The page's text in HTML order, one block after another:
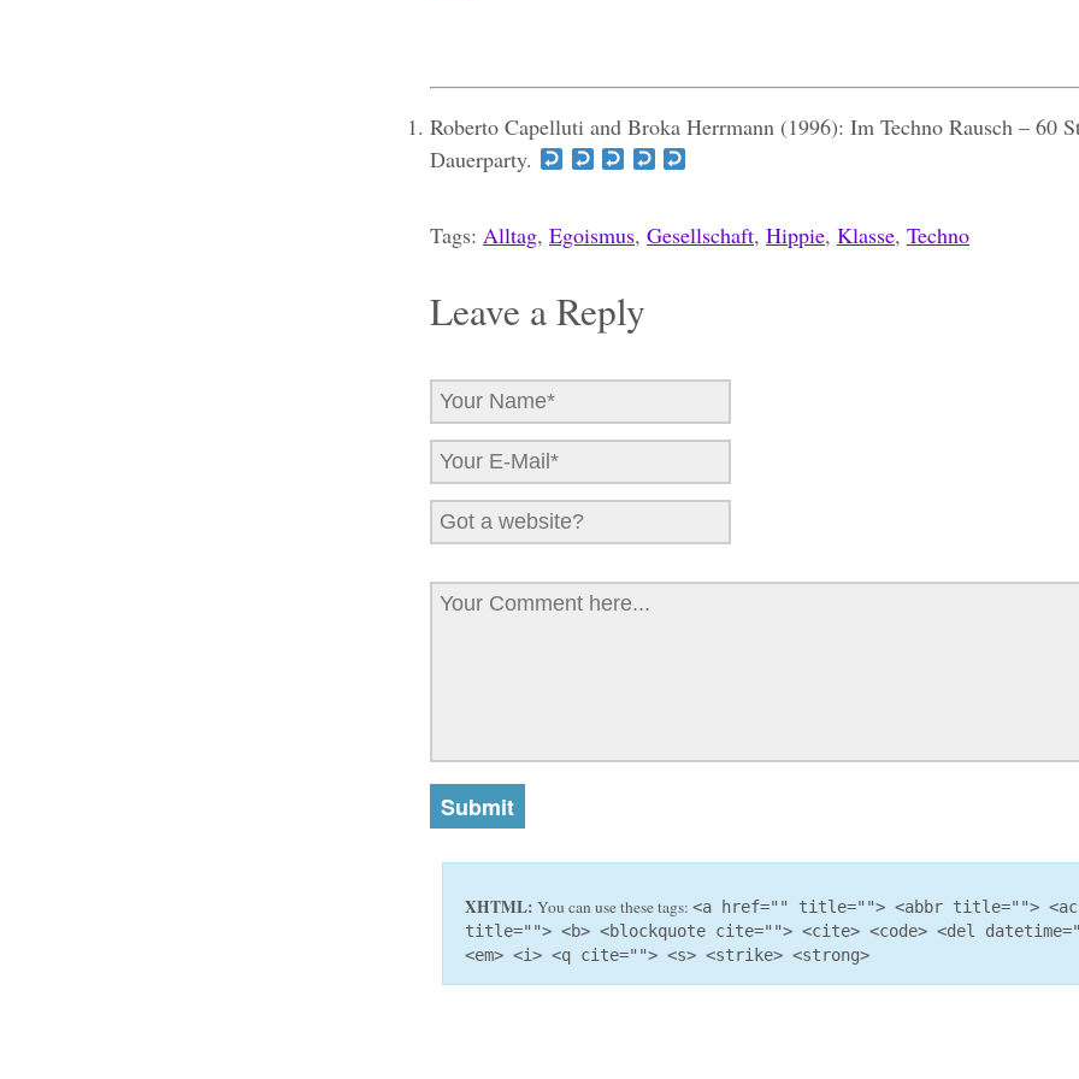
Roberto Capelluti and Broka Herrmann (1996): Im Techno Rausch – 60
Dauerparty.
Tags: Alltag, Egoismus, Gesellschaft, Hippie, Klasse, Techno
Leave a Reply
XHTML: You can use these tags: <a href="" title=""> <abbr title="">
title=""> <b> <blockquote cite=""> <cite> <code> <del
<em> <i> <q cite=""> <s> <strike> <strong>